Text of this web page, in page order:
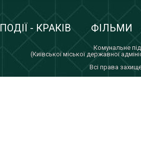
ПОДІЇ - КРАКІВ ФІЛЬМИ
Комунальне
(Київської міської державної
Всi права